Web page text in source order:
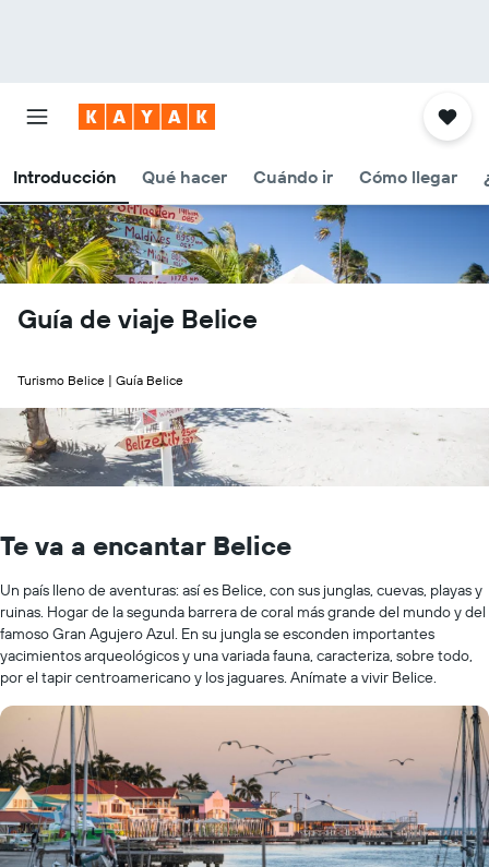
Introducción Qué hacer Cuándo ir Cómo llegar
Guía de viaje Belice
Turismo Belice | Guía Belice
Te va a encantar Belice
Un país lleno de aventuras: así es Belice, con sus junglas, cuevas, playas y
ruinas. Hogar de la segunda barrera de coral más grande del mundo y del
famoso Gran Agujero Azul. En su jungla se esconden importantes
yacimientos arqueológicos y una variada fauna, caracteriza, sobre todo,
por el tapir centroamericano y los jaguares. Anímate a vivir Belice.